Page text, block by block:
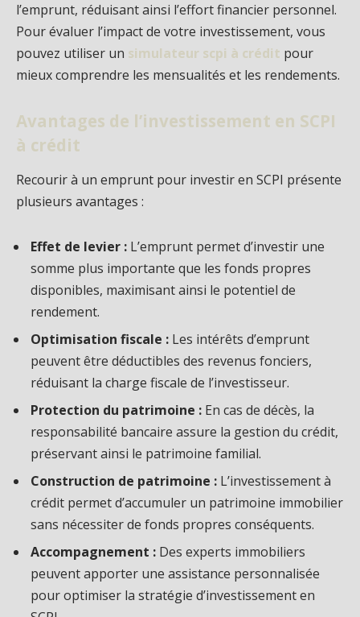
l’emprunt, réduisant ainsi l’effort financier personnel.
Pour évaluer l’impact de votre investissement, vous
pouvez utiliser un simulateur scpi à crédit pour
mieux comprendre les mensualités et les rendements.
Avantages de l’investissement en SCPI
à crédit
Recourir à un emprunt pour investir en SCPI présente
plusieurs avantages :
Effet de levier : L’emprunt permet d’investir une
somme plus importante que les fonds propres
disponibles, maximisant ainsi le potentiel de
rendement.
Optimisation fiscale : Les intérêts d’emprunt
peuvent être déductibles des revenus fonciers,
réduisant la charge fiscale de l’investisseur.
Protection du patrimoine : En cas de décès, la
responsabilité bancaire assure la gestion du crédit,
préservant ainsi le patrimoine familial.
Construction de patrimoine : L’investissement à
crédit permet d’accumuler un patrimoine immobilier
sans nécessiter de fonds propres conséquents.
Accompagnement : Des experts immobiliers
peuvent apporter une assistance personnalisée
pour optimiser la stratégie d’investissement en